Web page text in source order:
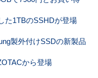
た1TBのSSHDが登場
製外付けSSDの新製品
から登場